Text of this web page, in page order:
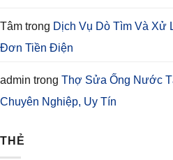
Tâm trong Dịch Vụ Dò Tìm Và Xử
Đơn Tiền Điện
admin trong Thợ Sửa Ống Nước
Chuyên Nghiệp, Uy Tín
THẺ